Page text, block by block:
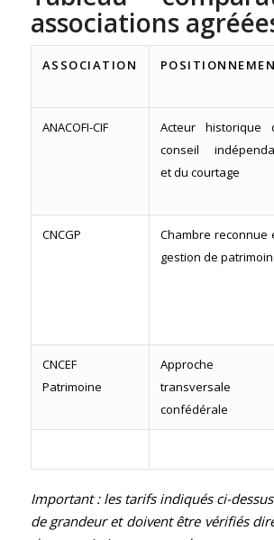
associations
ASSOCIATION
ANACOFI-CIF
Acteur historique
conseil
et du courtage
CNCGP
Chambre reconnue
gestion de
CNCEF
Patrimoine
Approche
transversale
confédérale
Important : les tarifs indiqués ci-
de grandeur et doivent être vérifiés